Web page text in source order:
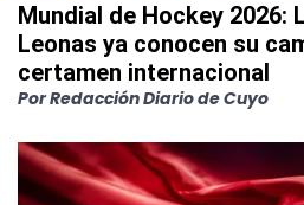
Mundial de Hockey 2026:
Leonas ya conocen su
certamen internacional
PorRedacción Diario de Cuyo